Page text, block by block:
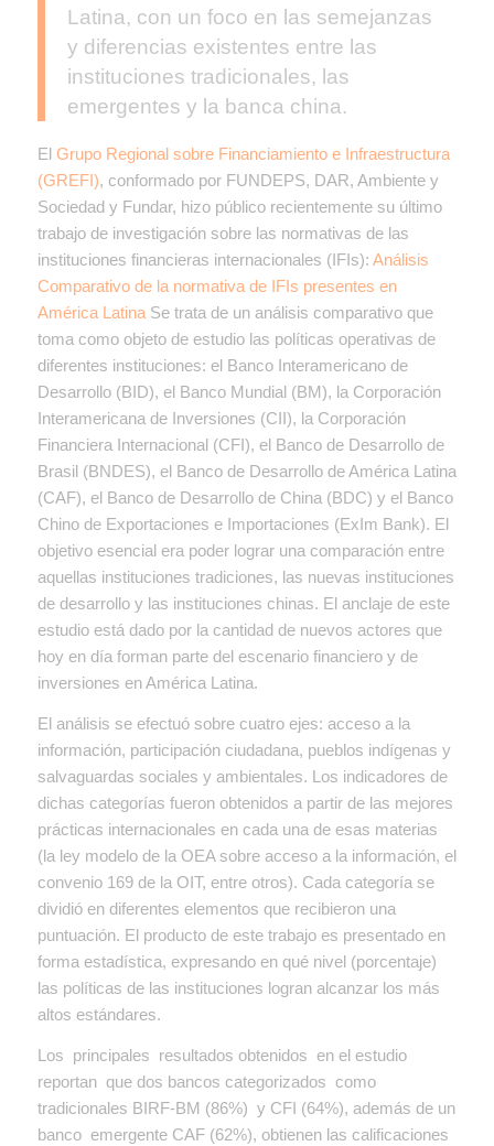
Latina, con un foco en las semejanzas
y diferencias existentes entre las
instituciones tradicionales, las
emergentes y la banca china.
El Grupo Regional sobre Financiamiento e Infraestructura
(GREFI), conformado por FUNDEPS, DAR, Ambiente y
Sociedad y Fundar, hizo público recientemente su último
trabajo de investigación sobre las normativas de las
instituciones financieras internacionales (IFIs): Análisis
Comparativo de la normativa de IFIs presentes en
América LatinaSe trata de un análisis comparativo que
toma como objeto de estudio las políticas operativas de
diferentes instituciones: el Banco Interamericano de
Desarrollo (BID), el Banco Mundial (BM), la Corporación
Interamericana de Inversiones (CII), la Corporación
Financiera Internacional (CFI), el Banco de Desarrollo de
Brasil (BNDES), el Banco de Desarrollo de América Latina
(CAF), el Banco de Desarrollo de China (BDC) y el Banco
Chino de Exportaciones e Importaciones (ExIm Bank). El
objetivo esencial era poder lograr una comparación entre
aquellas instituciones tradiciones, las nuevas instituciones
de desarrollo y las instituciones chinas. El anclaje de este
estudio está dado por la cantidad de nuevos actores que
hoy en día forman parte del escenario financiero y de
inversiones en América Latina.
El análisis se efectuó sobre cuatro ejes: acceso a la
información, participación ciudadana, pueblos indígenas y
salvaguardas sociales y ambientales. Los indicadores de
dichas categorías fueron obtenidos a partir de las mejores
prácticas internacionales en cada una de esas materias
(la ley modelo de la OEA sobre acceso a la información, el
convenio 169 de la OIT, entre otros). Cada categoría se
dividió en diferentes elementos que recibieron una
puntuación. El producto de este trabajo es presentado en
forma estadística, expresando en qué nivel (porcentaje)
las políticas de las instituciones logran alcanzar los más
altos estándares.
Los principales resultados obtenidos en el estudio
reportan que dos bancos categorizados como
tradicionales BIRF-BM (86%) y CFI (64%), además de un
banco emergente CAF (62%), obtienen las calificaciones